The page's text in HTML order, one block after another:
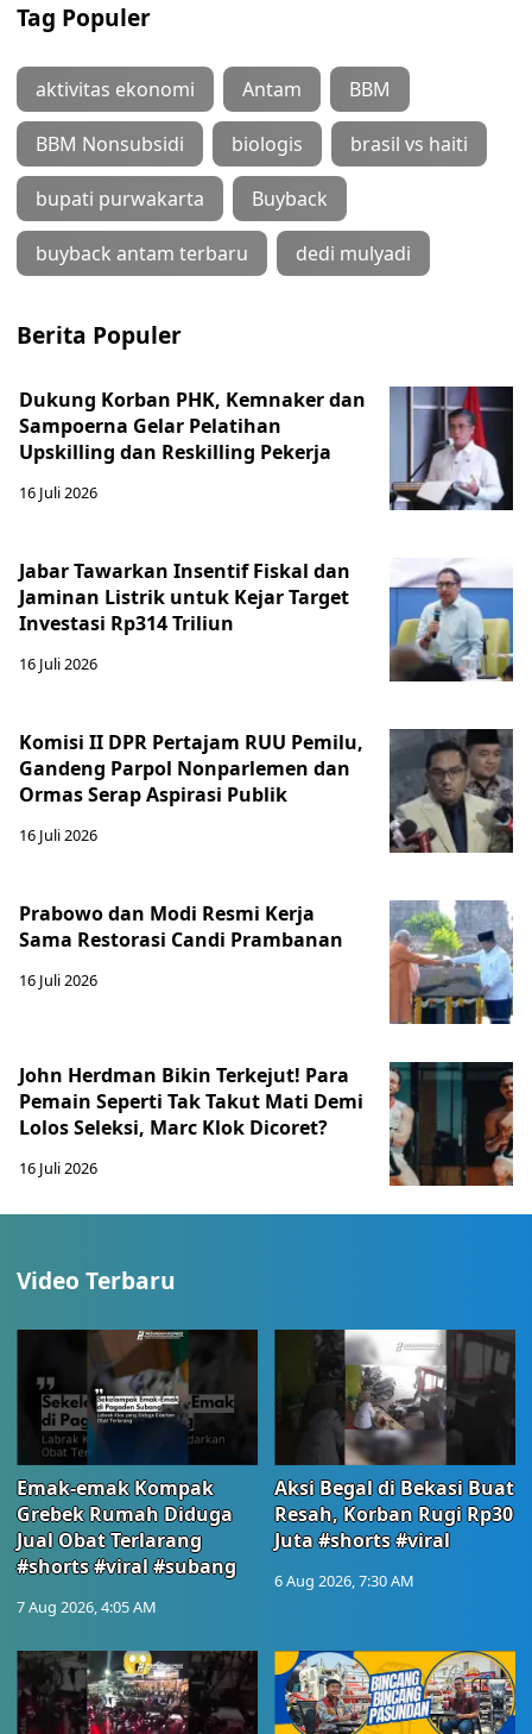
Tag Populer
aktivitas ekonomi Antam BBM
BBM Nonsubsidi biologis brasil vs haiti
bupati purwakarta Buyback
buyback antam terbaru dedi mulyadi
Berita Populer
Dukung Korban PHK, Kemnaker dan
Sampoerna Gelar Pelatihan
Upskilling dan Reskilling Pekerja
16 Juli 2026
Jabar Tawarkan Insentif Fiskal dan
Jaminan Listrik untuk Kejar Target
Investasi Rp314 Triliun
16 Juli 2026
Komisi II DPR Pertajam RUU Pemilu,
Gandeng Parpol Nonparlemen dan
Ormas Serap Aspirasi Publik
16 Juli 2026
Prabowo dan Modi Resmi Kerja
Sama Restorasi Candi Prambanan
16 Juli 2026
John Herdman Bikin Terkejut! Para
Pemain Seperti Tak Takut Mati Demi
Lolos Seleksi, Marc Klok Dicoret?
16 Juli 2026
Video Terbaru
Emak-emak Kompak
Grebek Rumah Diduga
Jual Obat Terlarang
#shorts #viral #subang
7 Aug 2026, 4:05 AM
Aksi Begal di Bekasi Buat
Resah, Korban Rugi Rp30
Juta #shorts #viral
6 Aug 2026, 7:30 AM